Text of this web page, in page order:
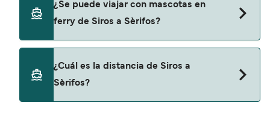
Sèrifos con
¿Se puede viajar con mascotas en
ferry de Siros a Sèrifos?
ferry. Puede que necesites el pasaporte de tus
mascotas y otros documentos. Actualmente
puedes viajar con mascotas con:
¿Cuál es la distancia de Siros a
Sèrifos?